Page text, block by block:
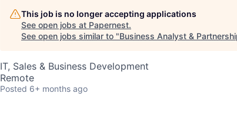
This job is no longer accepting applications
See open jobs at Papernest.
See open jobs similar to "Business Analyst &
IT, Sales & Business Development
Remote
Posted 6+ months ago